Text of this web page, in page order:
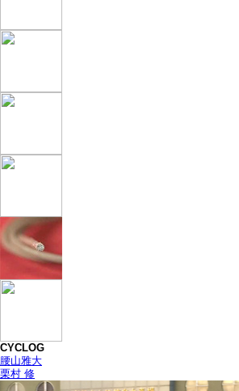
CYCLOG
腰山雅大
栗村 修